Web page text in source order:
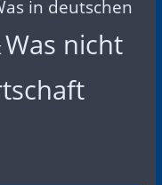
in deutschen
Was nicht